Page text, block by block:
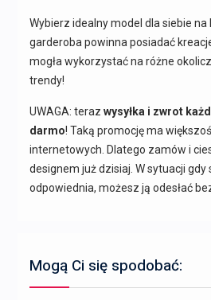
Wybierz idealny model dla siebie
garderoba powinna posiadać
mogła wykorzystać na różne
trendy!
UWAGA: teraz wysyłka i zwrot
darmo! Taką promocję ma
internetowych. Dlatego zamów i
designem już dzisiaj. W sytuacji gdy
odpowiednia, możesz ją odesłać
Mogą Ci się spodobać: